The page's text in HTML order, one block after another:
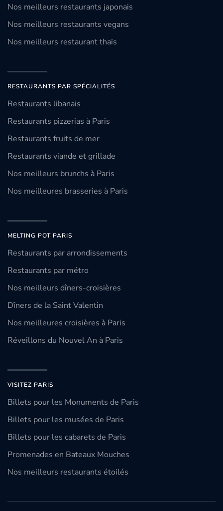
Nos meilleurs restaurants japonais
Nos meilleurs restaurants vegans
Nos meilleurs restaurant thaïs
RESTAURANTS PAR SPÉCIALITÉS
Restaurants libanais
Restaurants pizzerias à Paris
Restaurants fruits de mer
Restaurants viande et grillade
Nos meilleurs brunchs à Paris
Nos meilleures brasseries à Paris
MELTING POT PARIS
Restaurants par arrondissements
Restaurants par métro
Nos meilleurs dîners-croisières
Dîners de la Saint Valentin
Nos meilleures croisières à Paris
Réveillons du Nouvel An à Paris
VISITEZ PARIS
Billets pour les Monuments de Paris
Billets pour les musées de Paris
Billets pour les cabarets de Paris
Promenades en Bateaux Mouches
Nos meilleurs restaurants étoilés